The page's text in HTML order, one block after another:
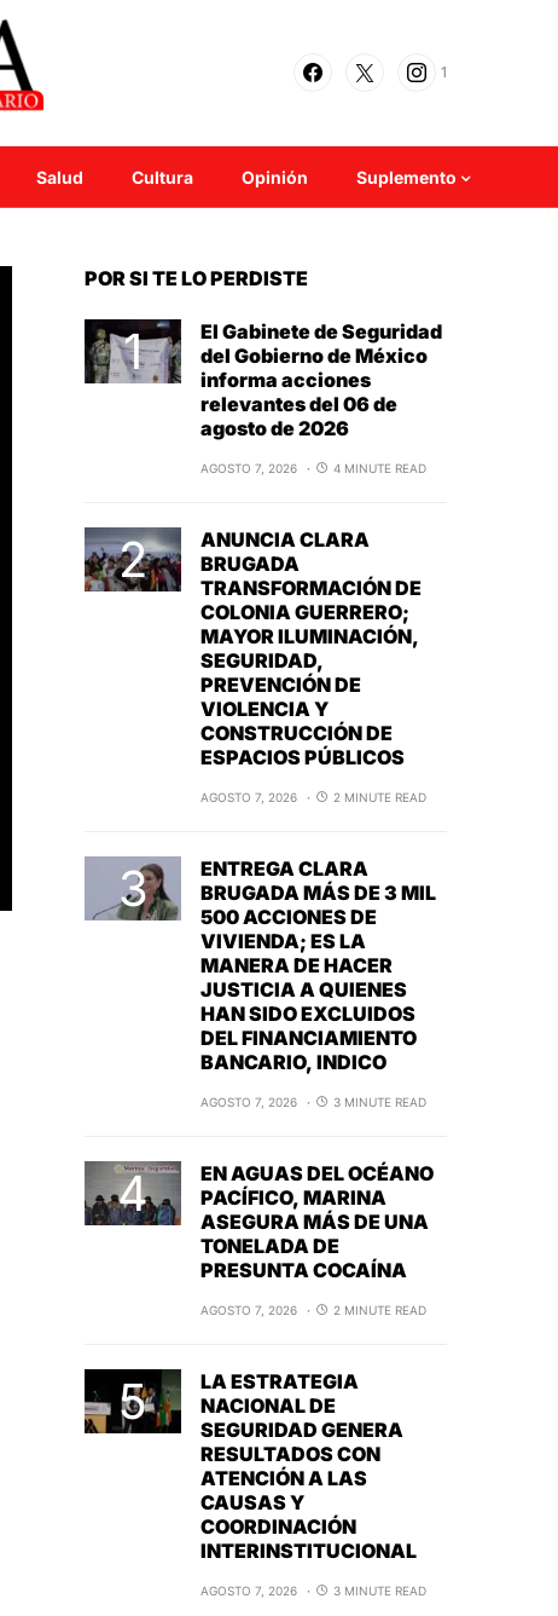
1
Salud Cultura Opinión Suplemento
POR SI TE LO PERDISTE
El Gabinete de Seguridad
del Gobierno de México
informa acciones
relevantes del 06 de
agosto de 2026
AGOSTO 7, 2026 4 MINUTE READ
ANUNCIA CLARA
BRUGADA
TRANSFORMACIÓN DE
COLONIA GUERRERO;
MAYOR ILUMINACIÓN,
SEGURIDAD,
PREVENCIÓN DE
VIOLENCIA Y
CONSTRUCCIÓN DE
ESPACIOS PÚBLICOS
AGOSTO 7, 2026 2 MINUTE READ
ENTREGA CLARA
BRUGADA MÁS DE 3 MIL
500 ACCIONES DE
VIVIENDA; ES LA
MANERA DE HACER
JUSTICIA A QUIENES
HAN SIDO EXCLUIDOS
DEL FINANCIAMIENTO
BANCARIO, INDICO
AGOSTO 7, 2026 3 MINUTE READ
EN AGUAS DEL OCÉANO
PACÍFICO, MARINA
ASEGURA MÁS DE UNA
TONELADA DE
PRESUNTA COCAÍNA
AGOSTO 7, 2026 2 MINUTE READ
LA ESTRATEGIA
NACIONAL DE
SEGURIDAD GENERA
RESULTADOS CON
ATENCIÓN A LAS
CAUSAS Y
COORDINACIÓN
INTERINSTITUCIONAL
AGOSTO 7, 2026 3 MINUTE READ